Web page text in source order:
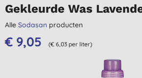
Gekleurde Was
Alle Sodasan producten
€ 9,05 (€ 6,03 per liter)